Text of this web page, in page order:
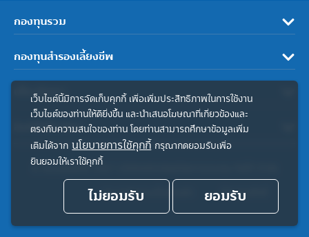
กองทุนรวม
กองทุนสำรองเลี้ยงชีพ
เกี่ยวกับเรา
ลิงค์ที่เกี่ยวข้อง
© สงวนลิขสิทธิ์ 2567 บริษัทหลักทรัพย์จัดการกองทุน ทิสโก้ จำกัด
ประกาศความเป็นส่วนตัว
คำสงวนสิทธิ์
เว็บไซต์นี้มีการจัดเก็บคุกกี้ เพื่อเพิ่มประสิทธิภาพในการใช้งาน
เว็บไซต์ของท่านให้ดียิ่งขึ้น และนำเสนอโฆษณาที่เกี่ยวข้องและ
ตรงกับความสนใจของท่าน โดยท่านสามารถศึกษาข้อมูลเพิ่ม
เติมได้จาก นโยบายการใช้คุกกี้ กรุณากดยอมรับเพื่อ
ยินยอมให้เราใช้คุกกี้
ไม่ยอมรับ ยอมรับ